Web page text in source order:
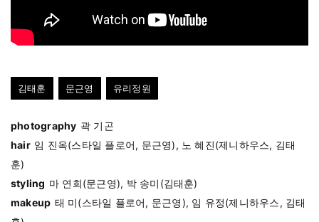
김태훈 문근영 유리정원
photography 곽 기곤
hair 임 진옥(스타일 플로어, 문근영), 노 혜진(제니하우스, 김태
훈)
styling 마 연희(문근영), 박 송미(김태훈)
makeup 태 미(스타일 플로어, 문근영), 임 유정(제니하우스, 김태